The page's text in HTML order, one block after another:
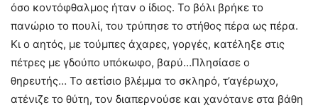
όσο κοντόφθαλμος ήταν ο ίδιος. Το βόλι βρήκε το
πανώριο το πουλί, του τρύπησε το στήθος πέρα ως πέρα.
Κι ο αητός, με τούμπες άχαρες, γοργές, κατέληξε στις
πέτρες με γδούπο υπόκωφο, βαρύ…Πλησίασε ο
θηρευτής… Το αετίσιο βλέμμα το σκληρό, τ’αγέρωχο,
ατένιζε το θύτη, τον διαπερνούσε και χανότανε στα βάθη